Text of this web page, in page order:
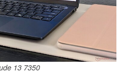
13 7350